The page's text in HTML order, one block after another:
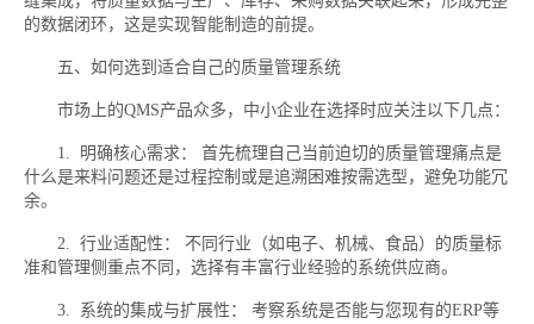
的数据闭环，这是实现智能制造的前提。
五、如何选到适合自己的质量管理系统
市场上的QMS产品众多，中小企业在选择时应关注以下几点：
1. 明确核心需求： 首先梳理自己当前迫切的质量管理痛点是
什么是来料问题还是过程控制或是追溯困难按需选型，避免功能冗
余。
2. 行业适配性： 不同行业（如电子、机械、食品）的质量标
准和管理侧重点不同，选择有丰富行业经验的系统供应商。
3. 系统的集成与扩展性： 考察系统是否能与您现有的ERP等